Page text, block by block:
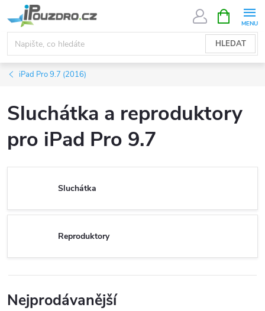
na
obsah
HLEDAT
NÁKUPNÍ
KOŠÍK
iPad Pro 9.7 (2016)
Sluchátka a reproduktory
pro iPad Pro 9.7
Sluchátka
Reproduktory
Nejprodávanější